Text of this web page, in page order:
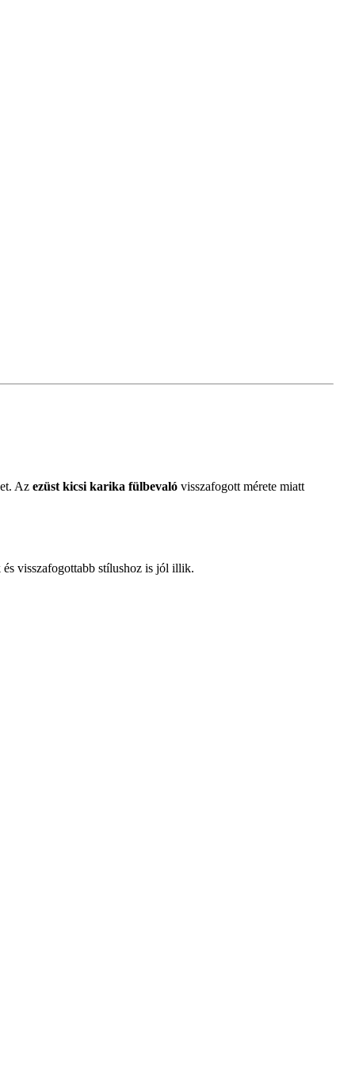
Az ezüst kicsi karika fülbevaló visszafogott mérete miatt
visszafogottabb stílushoz is jól illik.